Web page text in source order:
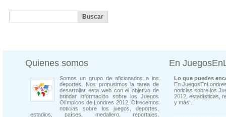
Quienes somos
Somos un grupo de aficionados a los
deportes. Nos propusimos la tarea de
desarrollar esta web con el objetivo de
brindar información sobre los Juegos
Olímpicos de Londres 2012. Ofrecemos
noticias sobre los juegos, deportes,
estadios, países, medallero, reportajes,
En
Lo que puedes
En
noticias sobre los
2012, estadísticas,
y más...